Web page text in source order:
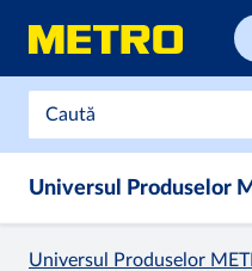
Universul Produselor
Universul Produselor